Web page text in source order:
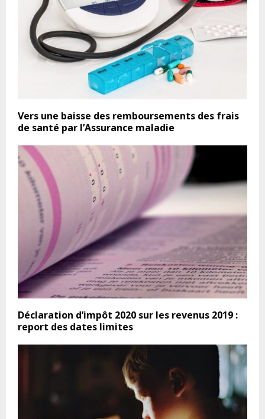
Vers une baisse des remboursements des frais
de santé par l’Assurance maladie
Déclaration d’impôt 2020 sur les revenus 2019 :
report des dates limites